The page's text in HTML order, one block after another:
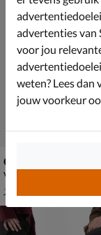
Gabor Optifit
Veterboots - zwart
van € 169,99 voor
169
advertenties van
voor jou
weten? Lees dan
jouw voorkeur